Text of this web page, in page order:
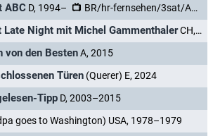
ABC D, 1994– BR/hr-fernsehen/3sat/ARD alpha
Late Night mit Michel GammenthalerCH, 2016–
von den BestenA, 2015
Türen (Querer) E, 2024
Tipp D, 2003–2015
goes to Washington) USA, 1978–1979